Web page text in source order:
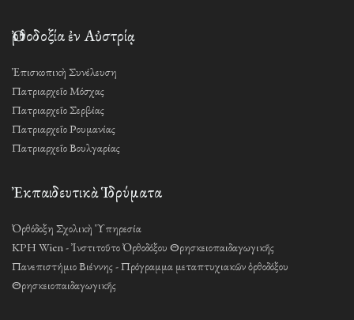
Ὀρθοδοξία ἐν Αὐστρίᾳ
Ἐπισκοπικὴ Συνέλευση
Πατριαρχεῖο Μόσχας
Πατριαρχεῖο Σερβίας
Πατριαρχεῖο Ρουμανίας
Πατριαρχεῖο Βουλγαρίας
Ἐκπαιδευτικὰ Ἱδρύματα
Ὀρθόδοξη Σχολικὴ Ὑπηρεσία
KPH Wien - Ἰνστιτοῦτο Ὀρθοδόξου Θρησκειοπαιδαγωγικῆς
Πανεπιστήμιο Βιέννης - Πρόγραμμα μεταπτυχιακῶν ὀρθοδόξου
Θρησκειοπαιδαγωγικῆς